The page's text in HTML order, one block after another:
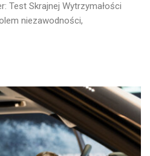
Test Skrajnej Wytrzymałości
niezawodności,